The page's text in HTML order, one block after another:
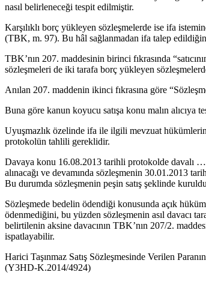
nasıl belirleneceği tespit edilmiştir.
Karşılıklı borç yükleyen sözleşmelerde ise ifa
(TBK, m. 97). Bu hâl sağlanmadan ifa talep
TBK’nın 207. maddesinin birinci fıkrasında
sözleşmeleri de iki tarafa borç yükleyen
Anılan 207. maddenin ikinci fıkrasına göre
Buna göre kanun koyucu satışa konu malın
Uyuşmazlık özelinde ifa ile ilgili mevzuat
protokolün tahlili gereklidir.
Davaya konu 16.08.2013 tarihli protokolde davalı
alınacağı ve devamında sözleşmenin 30.01.2013
Bu durumda sözleşmenin peşin satış şeklinde
Sözleşmede bedelin ödendiği konusunda açık
ödenmediğini, bu yüzden sözleşmenin asıl davacı
belirtilenin aksine davacının TBK’nın 207/2.
ispatlayabilir.
Harici Taşınmaz Satış Sözleşmesinde Verilen
(Y3HD-K.2014/4924)